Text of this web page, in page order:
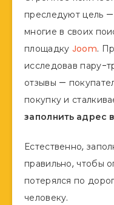
преследуют цель
многие в своих
площадку Joom.
исследовав пару-
отзывы —
покупку и
заполнить адрес
Естественно,
правильно, чтобы
потерялся по
человеку.